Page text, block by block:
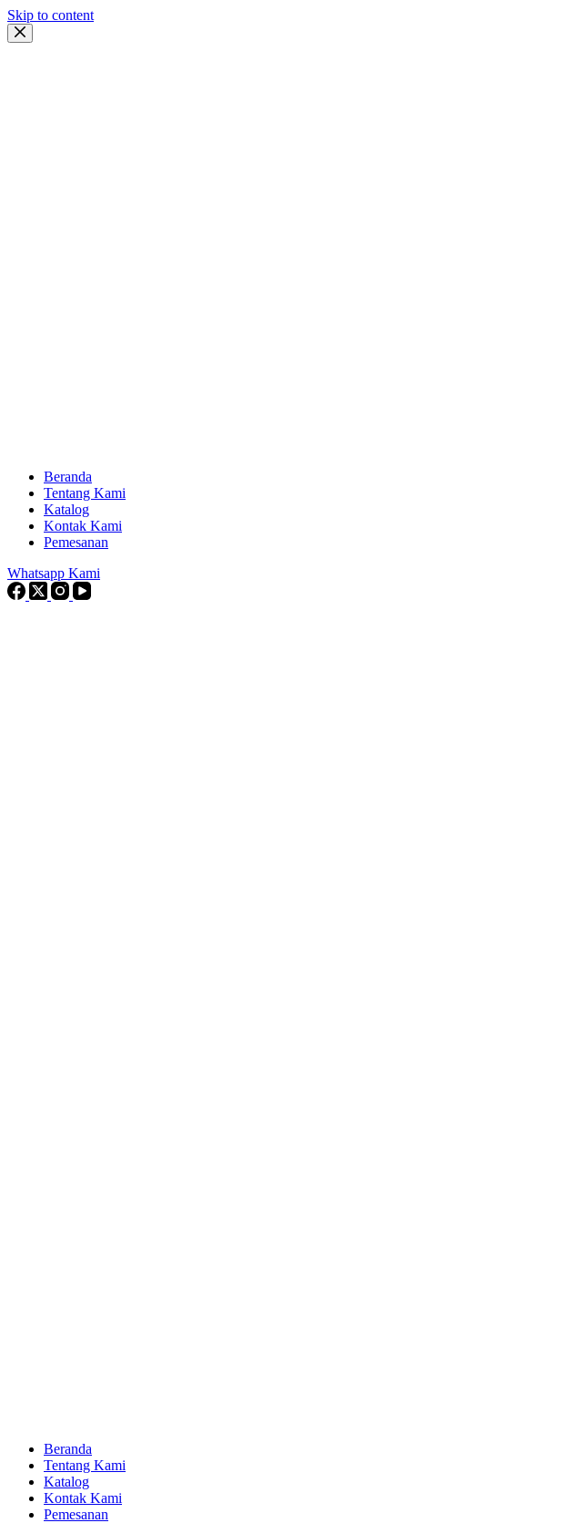
Skip to content
Beranda
Tentang Kami
Katalog
Kontak Kami
Pemesanan
Whatsapp Kami
Beranda
Tentang Kami
Katalog
Kontak Kami
Pemesanan